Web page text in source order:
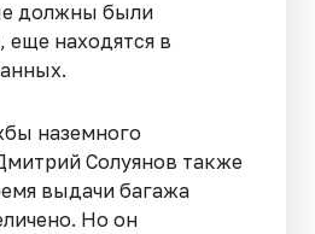
должны были
еще находятся в
наземного
Солуянов также
выдачи багажа
Но он